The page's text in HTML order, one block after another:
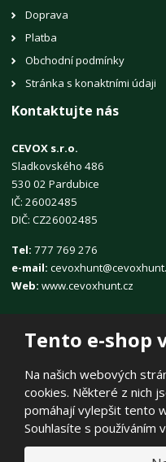
Tento e-shop
Na našich webových
cookies. Některé z nich
pomáhají vylepšit tento
Souhlasíte s používáním
Doprava
Platba
Obchodní podmínky
Stránka s konaktními údaji
Kontaktujte nás
CEVOX s.r.o.
Sladkovského 486
530 02 Pardubice
IČ: 26002485
DIČ: CZ26002485
Tel:777 769 276
e-mail:
Web: www.cevoxhunt.cz
© 2026, CEVOX s.r.o.
Prohlášení o přístupnosti|